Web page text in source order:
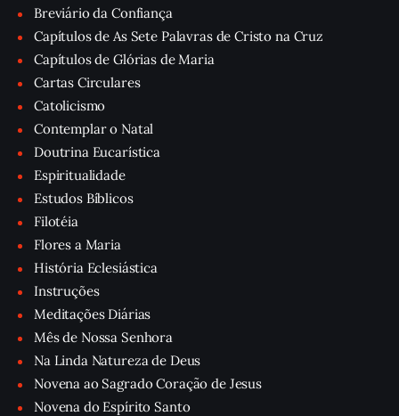
Breviário da Confiança
Capítulos de As Sete Palavras de Cristo na Cruz
Capítulos de Glórias de Maria
Cartas Circulares
Catolicismo
Contemplar o Natal
Doutrina Eucarística
Espiritualidade
Estudos Bíblicos
Filotéia
Flores a Maria
História Eclesiástica
Instruções
Meditações Diárias
Mês de Nossa Senhora
Na Linda Natureza de Deus
Novena ao Sagrado Coração de Jesus
Novena do Espírito Santo